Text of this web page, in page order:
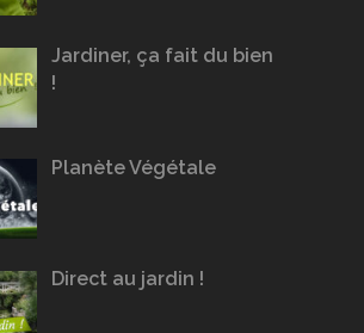
Jardiner, ça fait du bien
!
Planète Végétale
Direct au jardin !